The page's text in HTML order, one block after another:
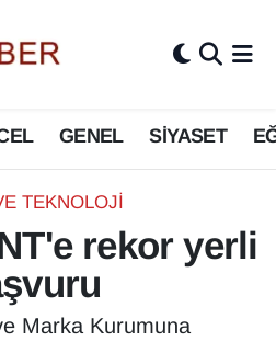
GENEL SİYASET
TEKNOLOJİ
rekor yerli
Marka Kurumuna
Haritası
ve Fikstür